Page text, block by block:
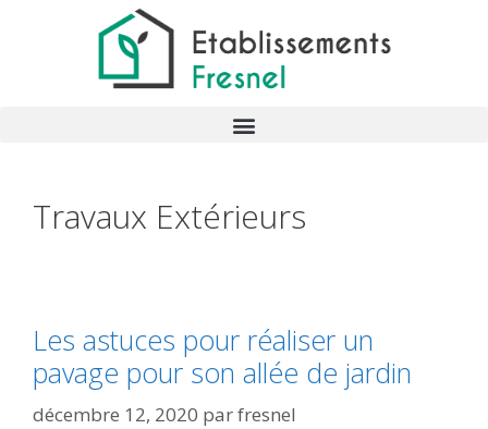
Travaux Extérieurs
Les astuces pour réaliser un
pavage pour son allée de jardin
décembre 12, 2020 parfresnel